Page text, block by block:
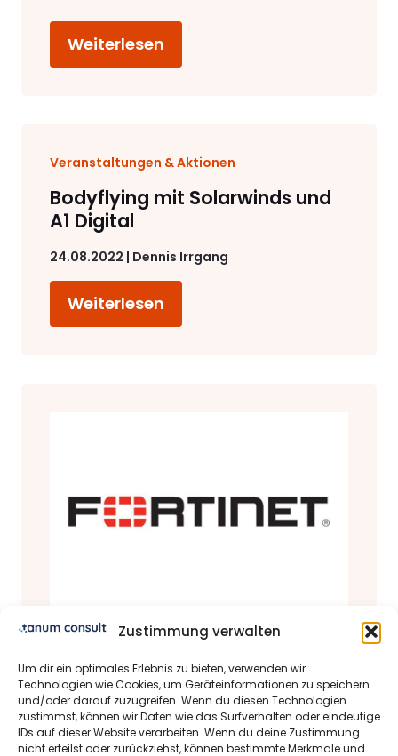
Zustimmung verwalten
Um dir ein optimales Erlebnis zu bieten, verwenden wir
Technologien wie Cookies, um Geräteinformationen zu speichern
und/oder darauf zuzugreifen. Wenn du diesen Technologien
zustimmst, können wir Daten wie das Surfverhalten oder eindeutige
IDs auf dieser Website verarbeiten. Wenn du deine Zustimmung
nicht erteilst oder zurückziehst, können bestimmte Merkmale und
Weiterlesen
Veranstaltungen & Aktionen
Bodyflying mit Solarwinds und
A1 Digital
24.08.2022 | Dennis Irrgang
Weiterlesen
Produkte & Partner
Fortinet Partner Status
28.03.2022 | Michael Schrader-Bölsche
Dear tanum consult GmbH